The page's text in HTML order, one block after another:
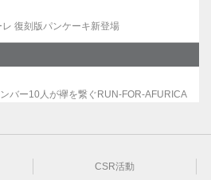
復刻版パンケーキ新登場
バー10人が襷を繋ぐRUN-FOR-AFURICA
CSR活動